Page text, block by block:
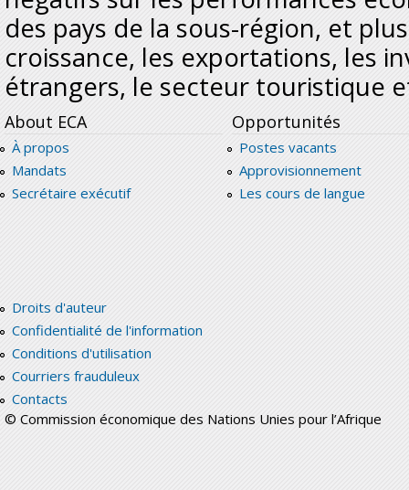
des pays de la sous-région, et
croissance, les exportations, les
étrangers, le secteur touristique
About ECA
À propos
Mandats
Secrétaire exécutif
Opportunités
Postes vacants
Approvisionnement
Les cours de langue
Droits d'auteur
Confidentialité de l'information
Conditions d'utilisation
Courriers frauduleux
Contacts
© Commission économique des Nations Unies pour l’Afrique